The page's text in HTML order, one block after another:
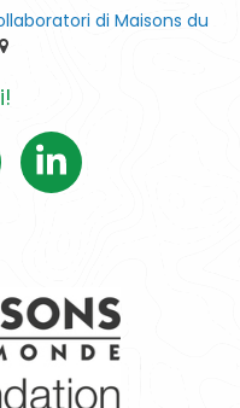
di Maisons du